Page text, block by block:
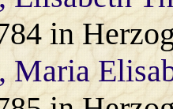
in
, Maria